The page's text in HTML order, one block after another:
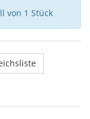
von 1 Stück